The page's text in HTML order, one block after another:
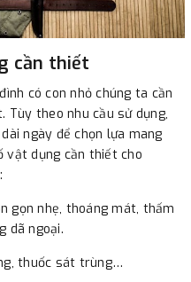
cần thiết
có con nhỏ chúng ta cần
Tùy theo nhu cầu sử dụng,
ngày để chọn lựa mang
vật dụng cần thiết cho
gọn nhẹ, thoáng mát, thấm
dã ngoại.
thuốc sát trùng…